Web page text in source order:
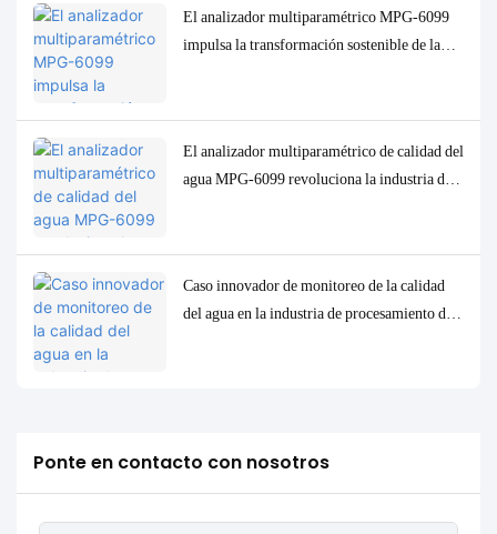
El analizador multiparamétrico MPG-6099
impulsa la transformación sostenible de la
El analizador multiparamétrico de calidad del
agua MPG-6099 revoluciona la industria del
Caso innovador de monitoreo de la calidad
del agua en la industria de procesamiento de
Ponte en contacto con nosotros